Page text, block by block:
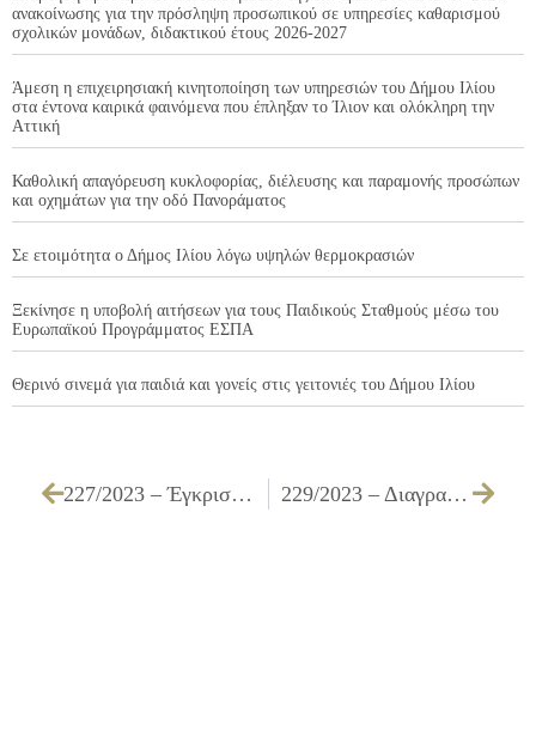
ανακοίνωσης για την πρόσληψη προσωπικού σε υπηρεσίες καθαρισμού
σχολικών μονάδων, διδακτικού έτους 2026-2027
Άμεση η επιχειρησιακή κινητοποίηση των υπηρεσιών του Δήμου Ιλίου
στα έντονα καιρικά φαινόμενα που έπληξαν το Ίλιον και ολόκληρη την
Αττική
Καθολική απαγόρευση κυκλοφορίας, διέλευσης και παραμονής προσώπων
και οχημάτων για την οδό Πανοράματος
Σε ετοιμότητα ο Δήμος Ιλίου λόγω υψηλών θερμοκρασιών
Ξεκίνησε η υποβολή αιτήσεων για τους Παιδικούς Σταθμούς μέσω του
Ευρωπαϊκού Προγράμματος ΕΣΠΑ
Θερινό σινεμά για παιδιά και γονείς στις γειτονιές του Δήμου Ιλίου
227/2023 – Έγκριση παράτασης της οριζόμενης προθεσμίας σύμβασης «Προμήθεια αναλωσίμων ειδών για τις ανάγκες των Υπηρεσιών του Δήμου» 229/2023 – Διαγραφή ποσού από βεβαιωτικό κατάλογο